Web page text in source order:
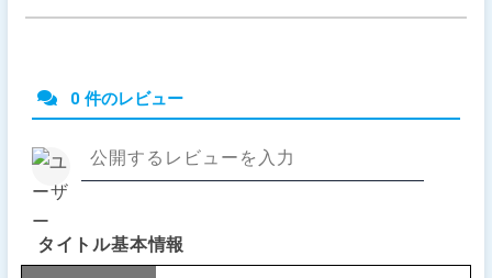
0 件のレビュー
タイトル基本情報